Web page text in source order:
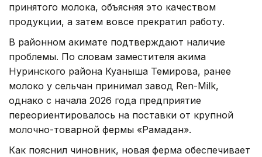
принятого молока, объясняя это качеством
продукции, а затем вовсе прекратил работу.
В районном акимате подтверждают наличие
проблемы. По словам заместителя акима
Нуринского района Куаныша Темирова, ранее
молоко у сельчан принимал завод Ren-Milk,
однако с начала 2026 года предприятие
переориентировалось на поставки от крупной
молочно-товарной фермы «Рамадан».
Как пояснил чиновник, новая ферма обеспечивает